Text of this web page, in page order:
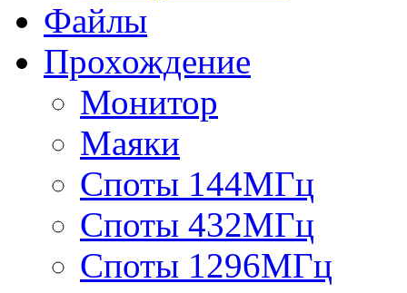
Файлы
Прохождение
Монитор
Маяки
Споты 144МГц
Споты 432МГц
Споты 1296МГц